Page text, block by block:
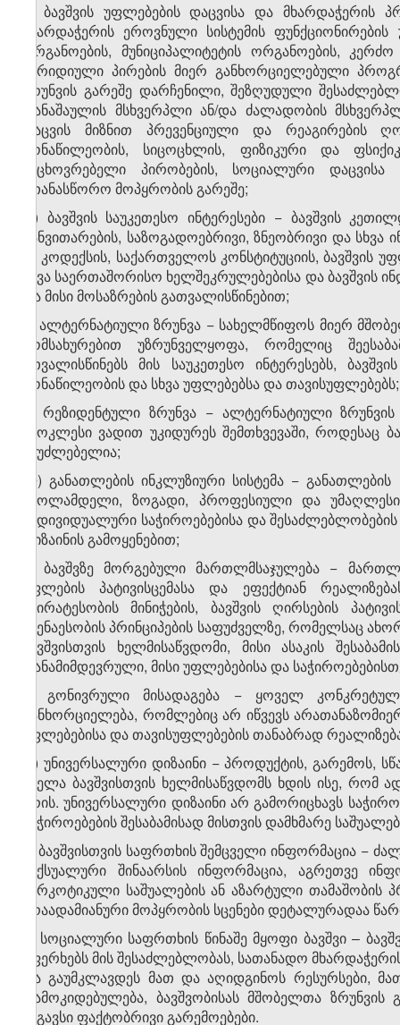
ზ) ბავშვის უფლებების დაცვისა და მხარდაჭერის
მხარდაჭერის ეროვნული სისტემის
ორგანოების, მუნიციპალიტეტის ორგანოების,
იურიდიული პირების მიერ განხორციელებული
ზრუნვის გარეშე დარჩენილი, შეზღუდული
დანაშაულის მსხვერპლი ან/და ძალადობის
დაცვის მიზნით პრევენციული და რეაგირების
მონაწილეობის, სიცოცხლის, ფიზიკური და
საცხოვრებელი პირობების, სოციალური
უთანასწორო მოპყრობის გარეშე;
თ) ბავშვის საუკეთესო ინტერესები − ბავშვის
განვითარების, საზოგადოებრივი, ზნეობრივი და
ამ კოდექსის, საქართველოს კონსტიტუციის, ბავშვის
სხვა საერთაშორისო ხელშეკრულებებისა და ბავშვის
და მისი მოსაზრების გათვალისწინებით;
ი) ალტერნატიული ზრუნვა − სახელმწიფოს მიერ
მომსახურებით უზრუნველყოფა, რომელიც
ითვალისწინებს მის საუკეთესო ინტერესებს,
მონაწილეობის და სხვა უფლებებსა და თავისუფლებებს;
კ) რეზიდენტული ზრუნვა − ალტერნატიული
უმოკლესი ვადით უკიდურეს შემთხვევაში, როდესაც
შეუძლებელია;
ლ) განათლების ინკლუზიური სისტემა −
სკოლამდელი, ზოგადი, პროფესიული და
ინდივიდუალური საჭიროებებისა და
დიზაინის გამოყენებით;
მ) ბავშვზე მორგებული მართლმსაჯულება −
უფლების პატივისცემასა და ეფექტიან
უპირატესობის მინიჭების, ბავშვის ღირსების
უზენაესობის პრინციპების საფუძველზე, რომელსაც
ბავშვისთვის ხელმისაწვდომი, მისი ასაკის
თანამიმდევრული, მისი უფლებებისა და
ნ) გონივრული მისადაგება − ყოველ
განხორციელება, რომლებიც არ იწვევს
უფლებებისა და თავისუფლებების თანაბრად
ო) უნივერსალური დიზაინი − პროდუქტის, გარემოს,
ყველა ბავშვისთვის ხელმისაწვდომს ხდის ისე, რომ
არის. უნივერსალური დიზაინი არ გამორიცხავს
საჭიროებების შესაბამისად მისთვის დამხმარე
პ) ბავშვისთვის საფრთხის შემცველი ინფორმაცია −
სექსუალური შინაარსის ინფორმაცია, აგრეთვე
ნარკოტიკული საშუალების ან აზარტული
არაადამიანური მოპყრობის სცენები დეტალურადაა
ჟ) სოციალური საფრთხის წინაშე მყოფი ბავშვი –
აფერხებს მის შესაძლებლობას, სათანადო
და გაუმკლავდეს მათ და აღიდგინოს რესურსები,
დამოკიდებულება, ბავშვობისას მშობელთა
მსგავსი ფაქტობრივი გარემოებები.